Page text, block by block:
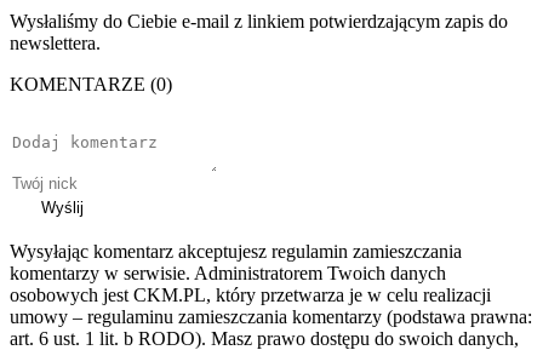
Wysłaliśmy do Ciebie e-mail z linkiem potwierdzającym zapis do
newslettera.
KOMENTARZE (0)
Wyślij
Wysyłając komentarz akceptujesz regulamin zamieszczania
komentarzy w serwisie. Administratorem Twoich danych
osobowych jest CKM.PL, który przetwarza je w celu realizacji
umowy – regulaminu zamieszczania komentarzy (podstawa prawna:
art. 6 ust. 1 lit. b RODO). Masz prawo dostępu do swoich danych,